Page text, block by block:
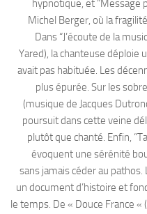
hypnotique, et “Message
Michel Berger, où la
Dans “J’écoute de la
Yared), la chanteuse déploie
avait pas habituée. Les
plus épurée. Sur les
(musique de Jacques
poursuit dans cette veine
plutôt que chanté. Enfin,
évoquent une sérénité
sans jamais céder au
un document d’histoire et
le temps. De « Douce France